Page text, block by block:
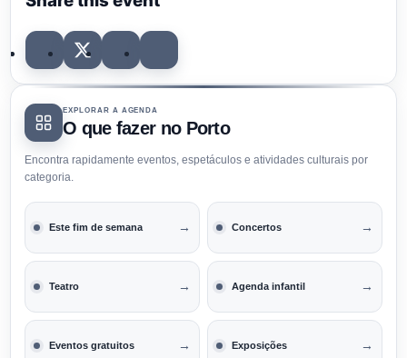
EXPLORAR A AGENDA
O que fazer no Porto
Encontra rapidamente eventos, espetáculos e atividades culturais por
categoria.
Este fim de semana → Concertos →
Teatro → Agenda infantil →
Eventos gratuitos → Exposições →